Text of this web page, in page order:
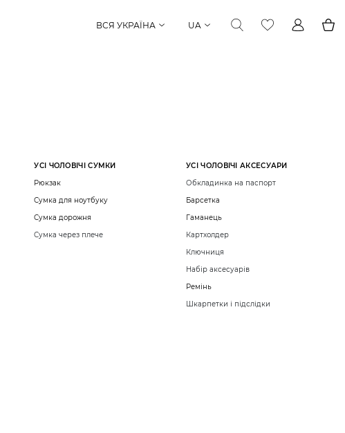
ВСЯ УКРАЇНА UA
УСІ ЧОЛОВІЧІ СУМКИ
Рюкзак
Сумка для ноутбуку
Сумка дорожня
Сумка через плече
УСІ ЧОЛОВІЧІ АКСЕСУАРИ
Обкладинка на паспорт
Барсетка
Гаманець
Картхолдер
Ключниця
Набір аксесуарів
Ремінь
Шкарпетки і підслідки